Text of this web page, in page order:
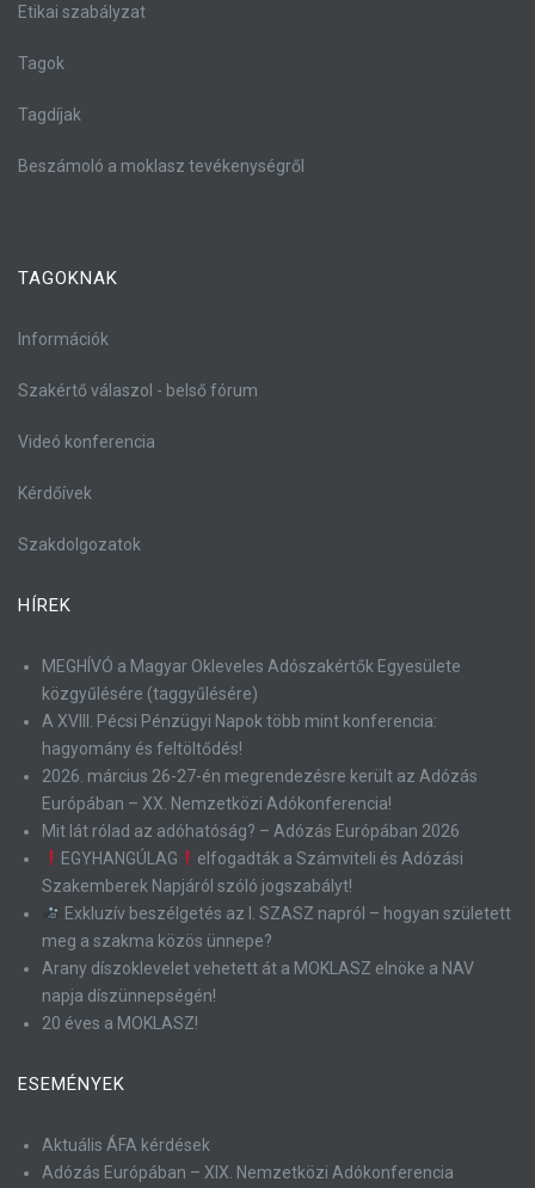
Etikai szabályzat
Tagok
Tagdíjak
Beszámoló a moklasz tevékenységről
TAGOKNAK
Információk
Szakértő válaszol - belső fórum
Videó konferencia
Kérdőívek
Szakdolgozatok
HÍREK
MEGHÍVÓ a Magyar Okleveles Adószakértők Egyesülete
közgyűlésére (taggyűlésére)
A XVIII. Pécsi Pénzügyi Napok több mint konferencia:
hagyomány és feltöltődés!
2026. március 26-27-én megrendezésre került az Adózás
Európában – XX. Nemzetközi Adókonferencia!
Mit lát rólad az adóhatóság? – Adózás Európában 2026
EGYHANGÚLAG
elfogadták a Számviteli és Adózási
Szakemberek Napjáról szóló jogszabályt!
Exkluzív beszélgetés az I. SZASZ napról – hogyan született
meg a szakma közös ünnepe?
Arany díszoklevelet vehetett át a MOKLASZ elnöke a NAV
napja díszünnepségén!
20 éves a MOKLASZ!
ESEMÉNYEK
Aktuális ÁFA kérdések
Adózás Európában – XIX. Nemzetközi Adókonferencia